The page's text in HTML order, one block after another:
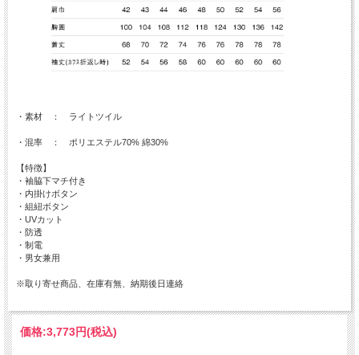
・素材 ： ライトツイル
・混率 ： ポリエステル70% 綿30%
【特徴】
・袖脇下マチ付き
・内掛けボタン
・組紐ボタン
・UVカット
・防透
・制電
・男女兼用
※取り寄せ商品、在庫有無、納期後日連絡
価格:3,773円(税込)